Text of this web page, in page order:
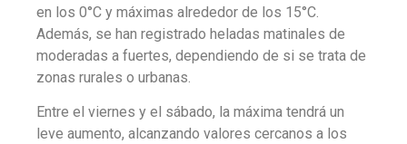
en los 0°C y máximas alrededor de los 15°C.
Además, se han registrado heladas matinales de
moderadas a fuertes, dependiendo de si se trata de
zonas rurales o urbanas.
Entre el viernes y el sábado, la máxima tendrá un
leve aumento, alcanzando valores cercanos a los